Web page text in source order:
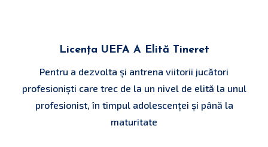
Licența UEFA A Elită Tineret
Pentru a dezvolta și antrena viitorii jucători
profesioniști care trec de la un nivel de elită la unul
profesionist, în timpul adolescenței și până la
maturitate